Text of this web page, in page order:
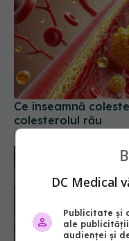
Ce înseamnă
colesterolul rău
18 iul 2026, 13:00
DC Medical
Publicitate și
ale
audienței și